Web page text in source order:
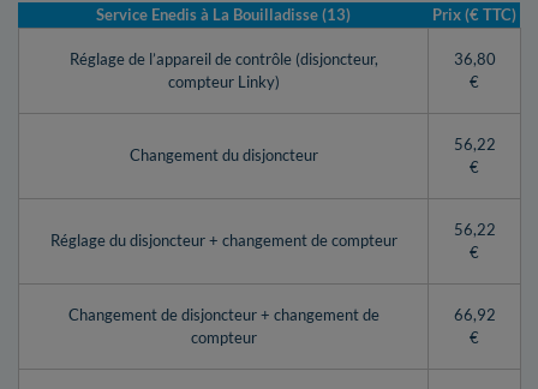
Service Enedis à La Bouilladisse (13) Prix (€ TTC)
Réglage de l’appareil de contrôle (disjoncteur,
compteur Linky)
36,80
€
Changement du disjoncteur
56,22
€
Réglage du disjoncteur + changement de compteur
56,22
€
Changement de disjoncteur + changement de
compteur
66,92
€